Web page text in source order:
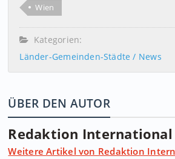
Wien
Kategorien:
Länder-Gemeinden-Städte / News
ÜBER DEN AUTOR
Redaktion International
Weitere Artikel von Redaktion